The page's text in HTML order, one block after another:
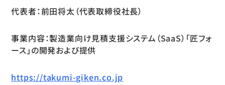
代表者：前田将太（代表取締役社長）
事業内容：製造業向け見積支援システム（SaaS）「匠フォ
ース」の開発および提供
https://takumi-giken.co.jp